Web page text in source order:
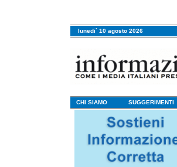
lunedi` 10 agosto 2026
CHI SIAMO SUGGERIMENTI